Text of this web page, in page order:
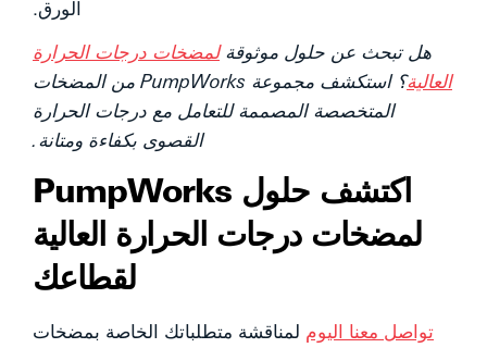
الورق.
هل تبحث عن حلول موثوقةلمضخات درجات الحرارة
العالية
؟ استكشف مجموعة PumpWorks من المضخات
المتخصصة المصممة للتعامل مع درجات الحرارة
القصوى بكفاءة ومتانة.
اكتشف حلول PumpWorks
لمضخات درجات الحرارة العالية
لقطاعك
تواصل معنا اليوم لمناقشة متطلباتك الخاصة بمضخات